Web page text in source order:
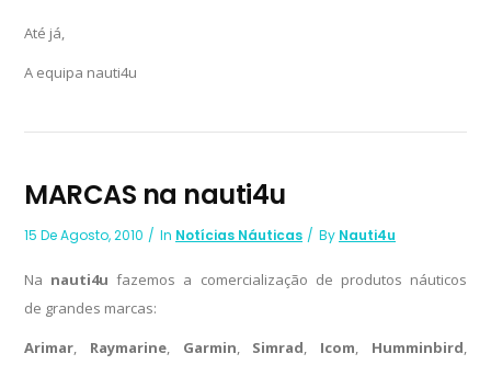
Até já,
A equipa nauti4u
MARCAS na nauti4u
15 De Agosto, 2010 In Notícias Náuticas By Nauti4u
Na nauti4u fazemos a comercialização de produtos náuticos
de grandes marcas:
Arimar, Raymarine, Garmin, Simrad, Icom, Humminbird,